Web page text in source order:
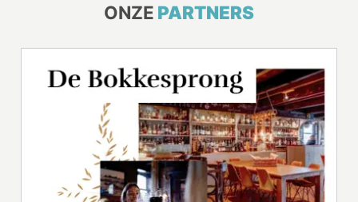
ONZE PARTNERS